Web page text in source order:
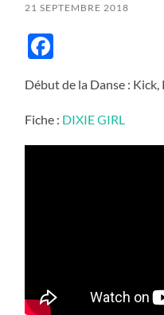
21 SEPTEMBRE 2018
Début de la Danse : Kick,
Fiche : DIXIE GIRL